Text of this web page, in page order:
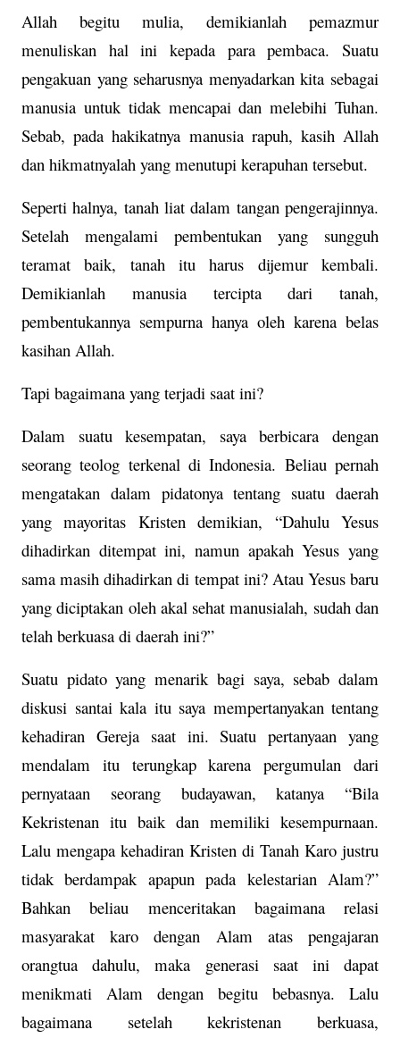
Allah begitu mulia, demikianlah pemazmur
menuliskan hal ini kepada para pembaca. Suatu
pengakuan yang seharusnya menyadarkan kita sebagai
manusia untuk tidak mencapai dan melebihi Tuhan.
Sebab, pada hakikatnya manusia rapuh, kasih Allah
dan hikmatnyalah yang menutupi kerapuhan tersebut.
Seperti halnya, tanah liat dalam tangan pengerajinnya.
Setelah mengalami pembentukan yang sungguh
teramat baik, tanah itu harus dijemur kembali.
Demikianlah manusia tercipta dari tanah,
pembentukannya sempurna hanya oleh karena belas
kasihan Allah.
Tapi bagaimana yang terjadi saat ini?
Dalam suatu kesempatan, saya berbicara dengan
seorang teolog terkenal di Indonesia. Beliau pernah
mengatakan dalam pidatonya tentang suatu daerah
yang mayoritas Kristen demikian, “Dahulu Yesus
dihadirkan ditempat ini, namun apakah Yesus yang
sama masih dihadirkan di tempat ini? Atau Yesus baru
yang diciptakan oleh akal sehat manusialah, sudah dan
telah berkuasa di daerah ini?”
Suatu pidato yang menarik bagi saya, sebab dalam
diskusi santai kala itu saya mempertanyakan tentang
kehadiran Gereja saat ini. Suatu pertanyaan yang
mendalam itu terungkap karena pergumulan dari
pernyataan seorang budayawan, katanya “Bila
Kekristenan itu baik dan memiliki kesempurnaan.
Lalu mengapa kehadiran Kristen di Tanah Karo justru
tidak berdampak apapun pada kelestarian Alam?”
Bahkan beliau menceritakan bagaimana relasi
masyarakat karo dengan Alam atas pengajaran
orangtua dahulu, maka generasi saat ini dapat
menikmati Alam dengan begitu bebasnya. Lalu
bagaimana setelah kekristenan berkuasa,